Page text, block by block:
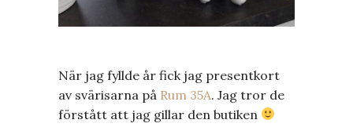
När jag fyllde år fick jag presentkort
av svärisarna på Rum 35A. Jag tror de
förstått att jag gillar den butiken